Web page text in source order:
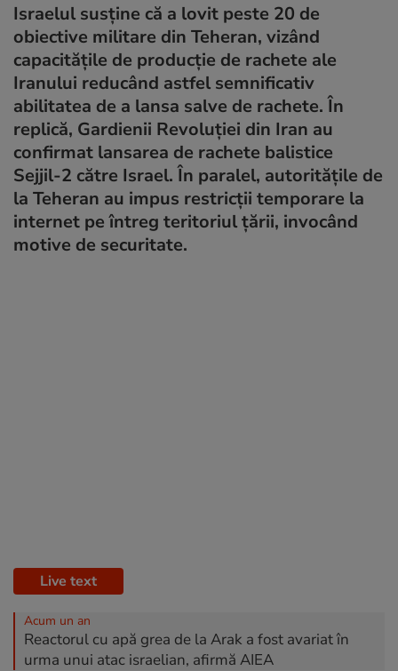
Israelul susține că a lovit peste 20 de
obiective militare din Teheran, vizând
capacitățile de producție de rachete ale
Iranului reducând astfel semnificativ
abilitatea de a lansa salve de rachete. În
replică, Gardienii Revoluției din Iran au
confirmat lansarea de rachete balistice
Sejjil-2 către Israel. În paralel, autoritățile de
la Teheran au impus restricții temporare la
internet pe întreg teritoriul țării, invocând
motive de securitate.
Live text
Acum un an
Reactorul cu apă grea de la Arak a fost avariat în
urma unui atac israelian, afirmă AIEA